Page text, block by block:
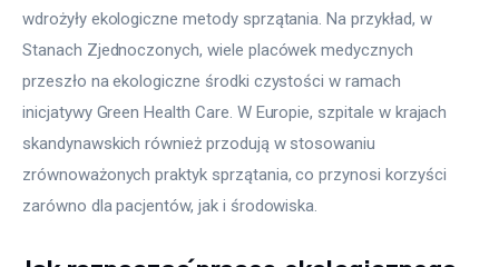
wdrożyły ekologiczne metody sprzątania. Na przykład, w
Stanach Zjednoczonych, wiele placówek medycznych
przeszło na ekologiczne środki czystości w ramach
inicjatywy Green Health Care. W Europie, szpitale w krajach
skandynawskich również przodują w stosowaniu
zrównoważonych praktyk sprzątania, co przynosi korzyści
zarówno dla pacjentów, jak i środowiska.